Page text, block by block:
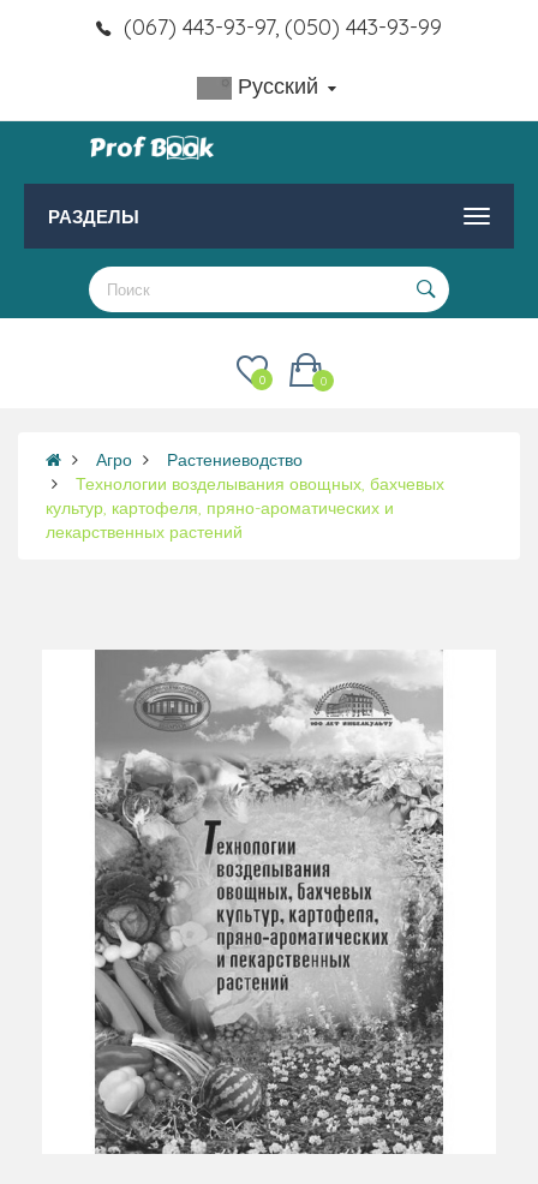
(067) 443-93-97, (050) 443-93-99
Русский
РАЗДЕЛЫ
0
0
Агро
Растениеводство
Технологии возделывания овощных, бахчевых
культур, картофеля, пряно-ароматических и
лекарственных растений